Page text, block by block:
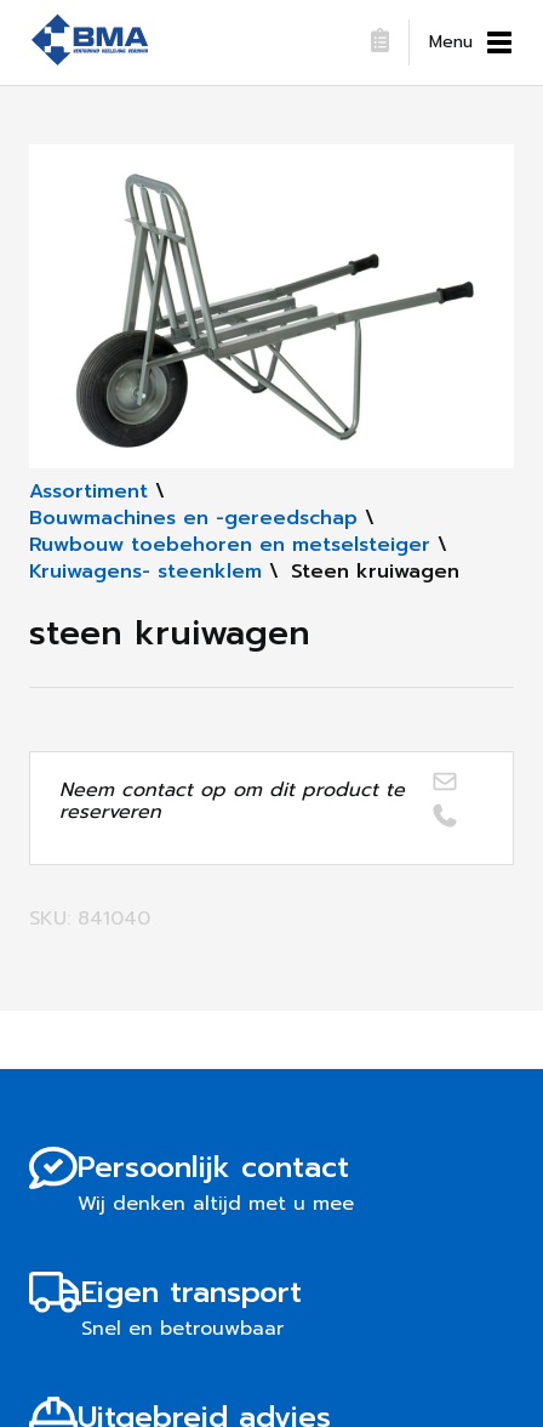
Menu
Assortiment \
Bouwmachines en -gereedschap \
Ruwbouw toebehoren en metselsteiger \
Kruiwagens- steenklem \ Steen kruiwagen
steen kruiwagen
Neem contact op om dit product te
reserveren
SKU: 841040
Persoonlijk contact
Wij denken altijd met u mee
Eigen transport
Snel en betrouwbaar
Uitgebreid advies